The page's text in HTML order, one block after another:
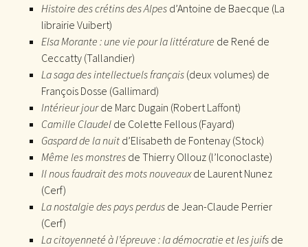
Histoire des crétins des Alpes d’Antoine de Baecque (La
librairie Vuibert)
Elsa Morante : une vie pour la littérature de René de
Ceccatty (Tallandier)
La saga des intellectuels français (deux volumes) de
François Dosse (Gallimard)
Intérieur jourde Marc Dugain (Robert Laffont)
Camille Claudel de Colette Fellous (Fayard)
Gaspard de la nuit d’Elisabeth de Fontenay (Stock)
Même les monstres de Thierry Ollouz (l’Iconoclaste)
Il nous faudrait des mots nouveauxde Laurent Nunez
(Cerf)
La nostalgie des pays perdus de Jean-Claude Perrier
(Cerf)
La citoyenneté à l’épreuve : la démocratie et les juifs de